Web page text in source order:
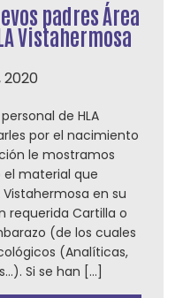
padres Área
Vistahermosa
personal de HLA
por el nacimiento
le mostramos
material que
en su
requerida Cartilla o
(de los cuales
(Analíticas,
Si se han […]